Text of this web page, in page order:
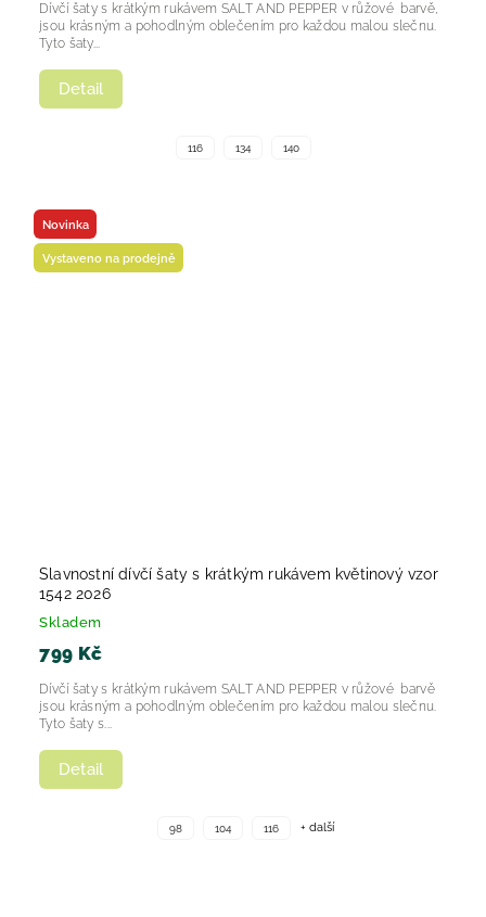
Detail
Dívčí šaty s krátkým rukávem SALT AND PEPPER v růžové barvě,
jsou krásným a pohodlným oblečením pro každou malou slečnu.
Tyto šaty...
116 134 140
Novinka
Vystaveno na prodejně
Slavnostní dívčí šaty s krátkým rukávem květinový vzor
1542 2026
Skladem
799 Kč
Detail
Dívčí šaty s krátkým rukávem SALT AND PEPPER v růžové barvě
jsou krásným a pohodlným oblečením pro každou malou slečnu.
Tyto šaty s...
98 104 116 + další